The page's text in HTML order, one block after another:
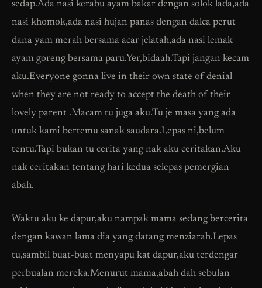
sedap.Ada nasi kerabu ayam bakar dengan solok lada,ada
nasi khomok,ada nasi hujan panas dengan dalca perut
dana yam merah bersama acar jelatah,ada nasi lemak
ayam goreng bersama paru.Yer,bidaah.Tapi jangan kecam
aku.Everyone gonna live in their own state of denial
when they are not ready to accept the death of their
lovely parent .Macam tu juga aku.Tu je masa yang ada
untuk kami bertemu sanak saudara.Lepas ni,belum
tentu.Tapi bukan tu cerita yang nak aku ceritakan.Aku
nak ceritakan tentang hari kedua selepas pemergian
abah.
Waktu aku ke dapur,aku nampak mama sedang bercerita
dengan kawan lama dia yang datang menziarah.Lepas
tu,sambil buat-buat menyapu kat dapur,aku terdengar
perbualan mereka.Menurut mama,abah dah sebulan